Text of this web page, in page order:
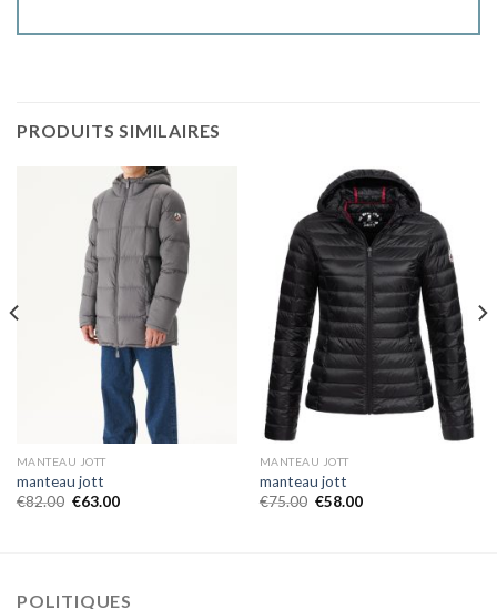
PRODUITS SIMILAIRES
MANTEAU JOTT
manteau jott
€82.00 €63.00
MANTEAU JOTT
manteau jott
€75.00 €58.00
POLITIQUES